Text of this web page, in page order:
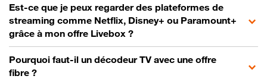
Est-ce que je peux regarder des plateformes de
streaming comme Netflix, Disney+ ou Paramount+
grâce à mon offre Livebox ?
Pourquoi faut-il un décodeur TV avec une offre
fibre ?